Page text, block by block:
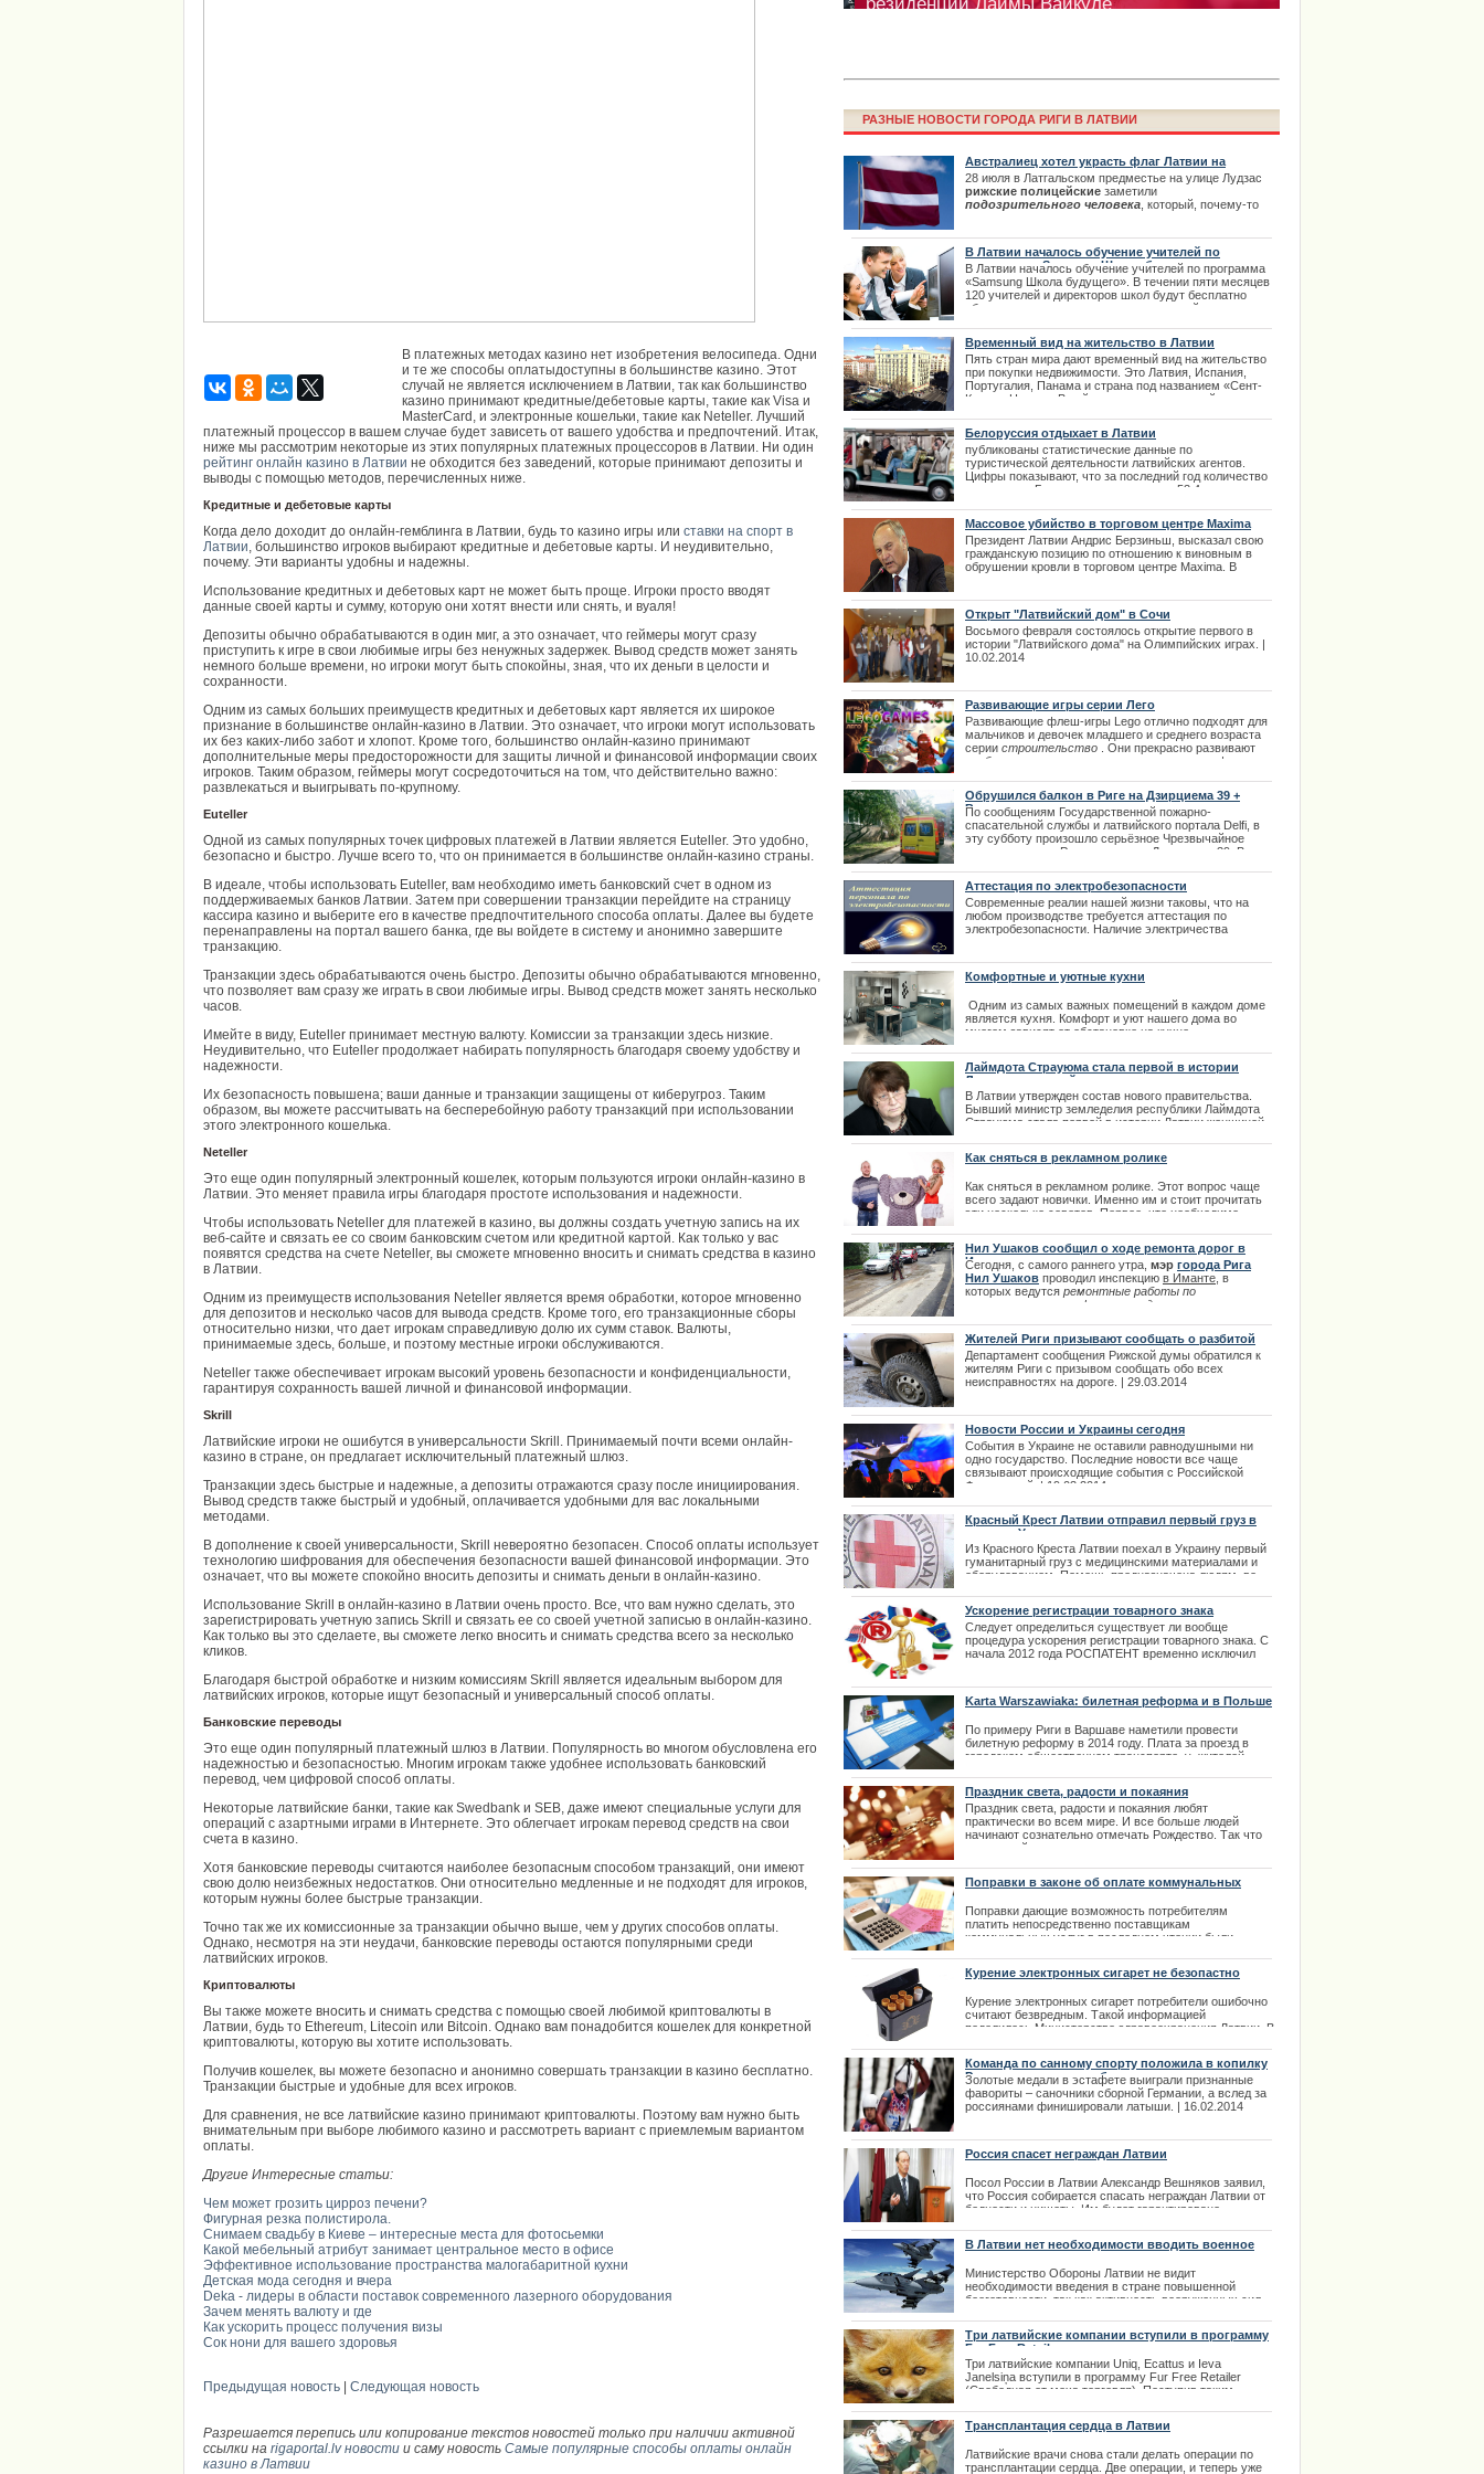
В платежных методах казино нет изобретения велосипеда. Одни
и те же способы оплатыдоступны в большинстве казино. Этот
случай не является исключением в Латвии, так как большинство
казино принимают кредитные/дебетовые карты, такие как Visa и
MasterCard, и электронные кошельки, такие как Neteller. Лучший
платежный процессор в вашем случае будет зависеть от вашего удобства и предпочтений. Итак,
ниже мы рассмотрим некоторые из этих популярных платежных процессоров в Латвии. Ни один
рейтинг онлайн казино в Латвии не обходится без заведений, которые принимают депозиты и
выводы с помощью методов, перечисленных ниже.
Кредитные и дебетовые карты
Когда дело доходит до онлайн-гемблинга в Латвии, будь то казино игры или ставки на спорт в
Латвии, большинство игроков выбирают кредитные и дебетовые карты. И неудивительно,
почему. Эти варианты удобны и надежны.
Использование кредитных и дебетовых карт не может быть проще. Игроки просто вводят
данные своей карты и сумму, которую они хотят внести или снять, и вуаля!
Депозиты обычно обрабатываются в один миг, а это означает, что геймеры могут сразу
приступить к игре в свои любимые игры без ненужных задержек. Вывод средств может занять
немного больше времени, но игроки могут быть спокойны, зная, что их деньги в целости и
сохранности.
Одним из самых больших преимуществ кредитных и дебетовых карт является их широкое
признание в большинстве онлайн-казино в Латвии. Это означает, что игроки могут использовать
их без каких-либо забот и хлопот. Кроме того, большинство онлайн-казино принимают
дополнительные меры предосторожности для защиты личной и финансовой информации своих
игроков. Таким образом, геймеры могут сосредоточиться на том, что действительно важно:
развлекаться и выигрывать по-крупному.
Euteller
Одной из самых популярных точек цифровых платежей в Латвии является Euteller. Это удобно,
безопасно и быстро. Лучше всего то, что он принимается в большинстве онлайн-казино страны.
В идеале, чтобы использовать Euteller, вам необходимо иметь банковский счет в одном из
поддерживаемых банков Латвии. Затем при совершении транзакции перейдите на страницу
кассира казино и выберите его в качестве предпочтительного способа оплаты. Далее вы будете
перенаправлены на портал вашего банка, где вы войдете в систему и анонимно завершите
транзакцию.
Транзакции здесь обрабатываются очень быстро. Депозиты обычно обрабатываются мгновенно,
что позволяет вам сразу же играть в свои любимые игры. Вывод средств может занять несколько
часов.
Имейте в виду, Euteller принимает местную валюту. Комиссии за транзакции здесь низкие.
Неудивительно, что Euteller продолжает набирать популярность благодаря своему удобству и
надежности.
Их безопасность повышена; ваши данные и транзакции защищены от киберугроз. Таким
образом, вы можете рассчитывать на бесперебойную работу транзакций при использовании
этого электронного кошелька.
Neteller
Это еще один популярный электронный кошелек, которым пользуются игроки онлайн-казино в
Латвии. Это меняет правила игры благодаря простоте использования и надежности.
Чтобы использовать Neteller для платежей в казино, вы должны создать учетную запись на их
веб-сайте и связать ее со своим банковским счетом или кредитной картой. Как только у вас
появятся средства на счете Neteller, вы сможете мгновенно вносить и снимать средства в казино
в Латвии.
Одним из преимуществ использования Neteller является время обработки, которое мгновенно
для депозитов и несколько часов для вывода средств. Кроме того, его транзакционные сборы
относительно низки, что дает игрокам справедливую долю их сумм ставок. Валюты,
принимаемые здесь, больше, и поэтому местные игроки обслуживаются.
Neteller также обеспечивает игрокам высокий уровень безопасности и конфиденциальности,
гарантируя сохранность вашей личной и финансовой информации.
Skrill
Латвийские игроки не ошибутся в универсальности Skrill. Принимаемый почти всеми онлайн-
казино в стране, он предлагает исключительный платежный шлюз.
Транзакции здесь быстрые и надежные, а депозиты отражаются сразу после инициирования.
Вывод средств также быстрый и удобный, оплачивается удобными для вас локальными
методами.
В дополнение к своей универсальности, Skrill невероятно безопасен. Способ оплаты использует
технологию шифрования для обеспечения безопасности вашей финансовой информации. Это
означает, что вы можете спокойно вносить депозиты и снимать деньги в онлайн-казино.
Использование Skrill в онлайн-казино в Латвии очень просто. Все, что вам нужно сделать, это
зарегистрировать учетную запись Skrill и связать ее со своей учетной записью в онлайн-казино.
Как только вы это сделаете, вы сможете легко вносить и снимать средства всего за несколько
кликов.
Благодаря быстрой обработке и низким комиссиям Skrill является идеальным выбором для
латвийских игроков, которые ищут безопасный и универсальный способ оплаты.
Банковские переводы
Это еще один популярный платежный шлюз в Латвии. Популярность во многом обусловлена его
надежностью и безопасностью. Многим игрокам также удобнее использовать банковский
перевод, чем цифровой способ оплаты.
Некоторые латвийские банки, такие как Swedbank и SEB, даже имеют специальные услуги для
операций с азартными играми в Интернете. Это облегчает игрокам перевод средств на свои
счета в казино.
Хотя банковские переводы считаются наиболее безопасным способом транзакций, они имеют
свою долю неизбежных недостатков. Они относительно медленные и не подходят для игроков,
которым нужны более быстрые транзакции.
Точно так же их комиссионные за транзакции обычно выше, чем у других способов оплаты.
Однако, несмотря на эти неудачи, банковские переводы остаются популярными среди
латвийских игроков.
Криптовалюты
Вы также можете вносить и снимать средства с помощью своей любимой криптовалюты в
Латвии, будь то Ethereum, Litecoin или Bitcoin. Однако вам понадобится кошелек для конкретной
криптовалюты, которую вы хотите использовать.
Получив кошелек, вы можете безопасно и анонимно совершать транзакции в казино бесплатно.
Транзакции быстрые и удобные для всех игроков.
Для сравнения, не все латвийские казино принимают криптовалюты. Поэтому вам нужно быть
внимательным при выборе любимого казино и рассмотреть вариант с приемлемым вариантом
оплаты.
Другие Интересные статьи:
Чем может грозить цирроз печени?
Фигурная резка полистирола.
Снимаем свадьбу в Киеве – интересные места для фотосьемки
Какой мебельный атрибут занимает центральное место в офисе
Эффективное использование пространства малогабаритной кухни
Детская мода сегодня и вчера
Deka - лидеры в области поставок современного лазерного оборудования
Зачем менять валюту и где
Как ускорить процесс получения визы
Сок нони для вашего здоровья
Предыдущая новость Следующая новость
Разрешается перепись или копирование текстов новостей только при наличии активной
ссылки на rigaportal.lv новости и саму новость Самые популярные способы оплаты онлайн
казино в Латвии
Фестиваль Laima Rendezvous Jūrmala будет
перенесен
Как получить права в Риге с автошколой
Престо
Лайма Вайкуле обратилась к поклонникам
фестиваля Laima Rendezvous Jūrmala
Бюро вакцинации извинилось за нарушение
очереди
РАЗНЫЕ НОВОСТИ ГОРОДА РИГИ В ЛАТВИИ
Австралиец хотел украсть флаг Латвии на
память.
28 июля в Латгальском предместье на улице Лудзас
рижские полицейские заметили
подозрительного человека , который, почему-то
действо происходило рано утром около 7:30 часов.
Далее в полном обзоре темы. | 31.07.2013
В Латвии началось обучение учителей по
программа «Samsung Школа будущего»
В Латвии началось обучение учителей по программа
«Samsung Школа будущего». В течении пяти месяцев
120 учителей и директоров школ будут бесплатно
обучаться использовать на уроках новейшие
учителей получат 10 000 евро на внедрение в своей
школе технологии Samsung.
| 01.02.2014
Временный вид на жительство в Латвии
Пять стран мира дают временный вид на жительство
при покупки недвижимости. Это Латвия, Испания,
Португалия, Панама и страна под названием «Сент-
Киттс и Невис». В рейтинге по минимальной
Великобритании и нескольких других стран лидирует
Сент-Киттс и Невис.
| 27.01.2014
Белоруссия отдыхает в Латвии
публикованы статистические данные по
туристической деятельности латвийских агентов.
Цифры показывают, что за последний год количество
туристов из Белоруссии возросло на 53,4 процента, а
такой же период прошлом году. | 23.08.2013
Массовое убийство в торговом центре Maxima
Президент Латвии Андрис Берзиньш, высказал свою
гражданскую позицию по отношению к виновным в
обрушении кровли в торговом центре Maxima. В
трагедию произошедшую в Золитуде, как массовое
убийство. | 19.02.2014
Открыт "Латвийский дом" в Сочи
Восьмого февраля состоялось открытие первого в
истории "Латвийского дома" на Олимпийских играх. |
10.02.2014
Развивающие игры серии Лего
Развивающие флеш-игры Lego отлично подходят для
мальчиков и девочек младшего и среднего возраста
серии строительство . Они прекрасно развивают
воображение, креативность и размышление. |
Обрушился балкон в Риге на Дзирциема 39 +
Видео пока что нету
По сообщениям Государственной пожарно-
спасательной службы и латвийского портала Delfi, в
эту субботу произошло серьёзное Чрезвычайное
происшествие в Риге, по адресу Дзирциема 39. В
мужчина, который был в быстром порядке
госпитализирован. | 01.09.2013
Аттестация по электробезопасности
Современные реалии нашей жизни таковы, что на
любом производстве требуется аттестация по
электробезопасности. Наличие электричества
Комфортные и уютные кухни
Одним из самых важных помещений в каждом доме
является кухня. Комфорт и уют нашего дома во
многом зависят от обстановке на кухне.
| 11.01.2014
Лаймдота Страуюма стала первой в истории
Латвии женщиной-премьером
В Латвии утвержден состав нового правительства.
Бывший министр земледелия республики Лаймдота
Страуюма стала первой в истории Латвии женщиной-
дел гендерные различия не имеют никакого значения.
Премьер-министр Латвии заметила, что не думает об
ответственность.
| 24.01.2014
Как сняться в рекламном ролике
Как сняться в рекламном ролике. Этот вопрос чаще
всего задают новички. Именно им и стоит прочитать
эти несколько советов. Первое, что необходимо
нельзя делать ни в коем случае
| 25.01.2014
Нил Ушаков сообщил о ходе ремонта дорог в
Иманте
Сегодня, с самого раннего утра, мэр города Рига
Нил Ушаков проводил инспекцию в Иманте , в
которых ведутся ремонтные работы по
восстановлению асфальта на дорогах и тротуаров
Жителей Риги призывают сообщать о разбитой
дороге
Департамент сообщения Рижской думы обратился к
жителям Риги с призывом сообщать обо всех
неисправностях на дороге. | 29.03.2014
Новости России и Украины сегодня
События в Украине не оставили равнодушными ни
одно государство. Последние новости все чаще
связывают происходящие события с Российской
Федерацией. | 19.03.2014
Красный Крест Латвии отправил первый груз в
помощь Украине
Из Красного Креста Латвии поехал в Украину первый
гуманитарный груз с медицинскими материалами и
оборудованием. Помощь предназначена людям, во
будет передана отделению Красного Креста в
Украине.
| 26.02.2014
Ускорение регистрации товарного знака
Следует определиться существует ли вообще
процедура ускорения регистрации товарного знака. С
начала 2012 года РОСПАТЕНТ временно исключил
этапов экспертизы на определение товарного знака и
длительный срок объясняется большое увеличение
заявок и огромной загруженностью экспертов.
| 27.02.2014
Karta Warszawiaka: билетная реформа и в Польше
По примеру Риги в Варшаве наметили провести
билетную реформу в 2014 году. Плата за проезд в
городском общественном транспорте, у жителей
меньше, чем у приезжих граждан.
| 21.01.2014
Праздник света, радости и покаяния
Праздник света, радости и покаяния любят
практически во всем мире. И все больше людей
начинают сознательно отмечать Рождество. Так что
многое действительно знают его сакральное
Поправки в законе об оплате коммунальных
Поправки дающие возможность потребителям
платить непосредственно поставщикам
коммунальных услуг в последнем чтении были
управляющих домами теперь не нужны.Вступят
поправки в силу лишь с 1 октября 2015 года.
| 19.12.2013
Курение электронных сигарет не безопастно
Курение электронных сигарет потребители ошибочно
считают безвредным. Такой информацией
поделилось Министерство здравоохранения Латвии. В
секретарей было рассмотрено предложение внести
поправку в Закон об ограничении реализации и
использования табачных изделий.
| 25.01.2014
Команда по санному спорту положила в копилку
России еще одну серебряную медаль
Золотые медали в эстафете выиграли признанные
фавориты – саночники сборной Германии, а вслед за
россиянами финишировали латыши. | 16.02.2014
Россия спасет неграждан Латвии
Посол России в Латвии Александр Вешняков заявил
что Россия собирается спасать неграждан Латвии от
бедности и нищеты Им будет гарантировано
территории России.
В Латвии нет необходимости вводить военное
Министерство Обороны Латвии не видит
необходимости введения в стране повышенной
боеготовности, так как активность вооруженных сил
Директор департамента военно-общественных
отношений министерства обороны Каспарс Галкинс
планируется.
| 09.03.2014
Три латвийские компании вступили в программу
Fur Free Retailer
Три латвийские компании Uniq, Ecattus и Ieva
Janelsiņa вступили в программу Fur Free Retailer
(Свободная от меха торговля). Поступив таким
известных мировых брендовых фирм выпускающих
международные модные марки одежды, которые
| 28.02.2014
Трансплантация сердца в Латвии
Латвийские врачи снова стали делать операции по
трансплантации сердца. Две операции, и теперь уже